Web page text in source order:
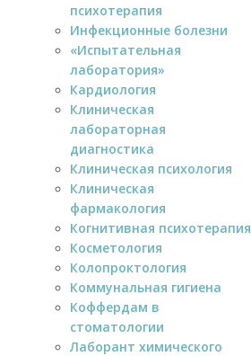
психотерапия
Инфекционные болезни
«Испытательная
лаборатория»
Кардиология
Клиническая
лабораторная
диагностика
Клиническая психология
Клиническая
фармакология
Когнитивная психотерапия
Косметология
Колопроктология
Коммунальная гигиена
Коффердам в
стоматологии
Лаборант химического